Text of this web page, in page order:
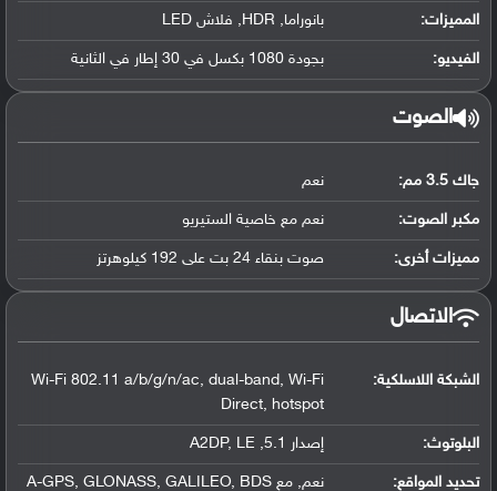
المميزات: بانوراما, HDR, فلاش LED
الفيديو: بجودة 1080 بكسل في 30 إطار في الثانية
الصوت
جاك 3.5 مم: نعم
مكبر الصوت: نعم مع خاصية الستيريو
مميزات أخرى: صوت بنقاء 24 بت على 192 كيلوهرتز
الاتصال
الشبكة اللاسلكية:
Wi-Fi 802.11 a/b/g/n/ac, dual-band, Wi-Fi
Direct, hotspot
البلوتوث: إصدار 5.1, A2DP, LE
تحديد المواقع: نعم, مع A-GPS, GLONASS, GALILEO, BDS